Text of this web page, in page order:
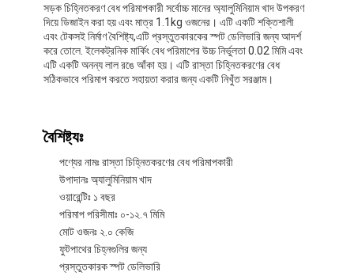
সড়ক চিহ্নিতকরণ বেধ পরিমাপকারী সর্বোচ্চ মানের অ্যালুমিনিয়াম খাদ উপকরণ
দিয়ে ডিজাইন করা হয় এবং মাত্র 1.1kg ওজনের। এটি একটি শক্তিশালী
এবং টেকসই নির্মাণ বৈশিষ্ট্য,এটি প্রস্তুতকারকের স্পট ডেলিভারি জন্য আদর্শ
করে তোলে. ইলেকট্রনিক মার্কিং বেধ পরিমাপের উচ্চ নির্ভুলতা 0.02 মিমি এবং
এটি একটি অনন্য লাল রঙে আঁকা হয়। এটি রাস্তা চিহ্নিতকরণের বেধ
সঠিকভাবে পরিমাপ করতে সহায়তা করার জন্য একটি নিখুঁত সরঞ্জাম।
বৈশিষ্ট্যঃ
পণ্যের নামঃ রাস্তা চিহ্নিতকরণের বেধ পরিমাপকারী
উপাদানঃ অ্যালুমিনিয়াম খাদ
ওয়ারেন্টিঃ ১ বছর
পরিমাপ পরিসীমাঃ ০-১২.৭ মিমি
মোট ওজনঃ ২.০ কেজি
ফুটপাথের চিহ্নগুলির জন্য
প্রস্তুতকারক স্পট ডেলিভারি